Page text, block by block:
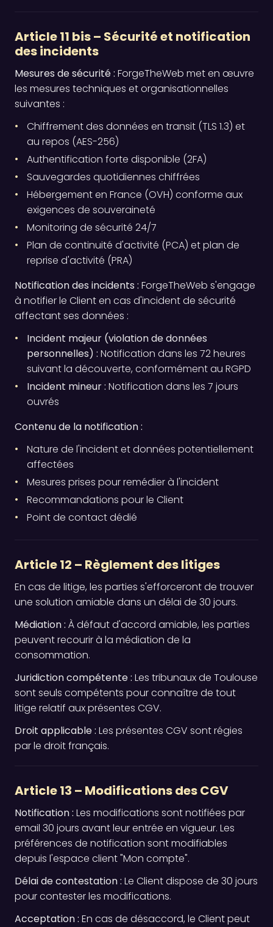
Article 11 bis – Sécurité et notification
des incidents
Mesures de sécurité : ForgeTheWeb met en œuvre
les mesures techniques et organisationnelles
suivantes :
Chiffrement des données en transit (TLS 1.3) et
au repos (AES-256)
Authentification forte disponible (2FA)
Sauvegardes quotidiennes chiffrées
Hébergement en France (OVH) conforme aux
exigences de souveraineté
Monitoring de sécurité 24/7
Plan de continuité d'activité (PCA) et plan de
reprise d'activité (PRA)
Notification des incidents : ForgeTheWeb s'engage
à notifier le Client en cas d'incident de sécurité
affectant ses données :
Incident majeur (violation de données
personnelles) : Notification dans les 72 heures
suivant la découverte, conformément au RGPD
Incident mineur : Notification dans les 7 jours
ouvrés
Contenu de la notification :
Nature de l'incident et données potentiellement
affectées
Mesures prises pour remédier à l'incident
Recommandations pour le Client
Point de contact dédié
Article 12 – Règlement des litiges
En cas de litige, les parties s'efforceront de trouver
une solution amiable dans un délai de 30 jours.
Médiation : À défaut d'accord amiable, les parties
peuvent recourir à la médiation de la
consommation.
Juridiction compétente : Les tribunaux de Toulouse
sont seuls compétents pour connaître de tout
litige relatif aux présentes CGV.
Droit applicable : Les présentes CGV sont régies
par le droit français.
Article 13 – Modifications des CGV
Notification : Les modifications sont notifiées par
email 30 jours avant leur entrée en vigueur. Les
préférences de notification sont modifiables
depuis l'espace client "Mon compte".
Délai de contestation : Le Client dispose de 30 jours
pour contester les modifications.
Acceptation : En cas de désaccord, le Client peut